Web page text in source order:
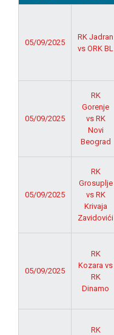
05/09/2025
RK Jadran
vs ORK BL
05/09/2025
RK
Gorenje
vs RK
Novi
Beograd
05/09/2025
RK
Grosuplje
vs RK
Krivaja
Zavidovići
05/09/2025
RK
Kozara vs
RK
Dinamo
RK